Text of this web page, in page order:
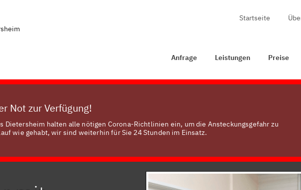
Startseite
Anfrage Leistungen Preise
Not zur Verfügung!
Dietersheim halten alle nötigen Corona-Richtlinien ein, um die Ansteckungsgefahr zu
wie gehabt, wir sind weiterhin für Sie 24 Stunden im Einsatz.